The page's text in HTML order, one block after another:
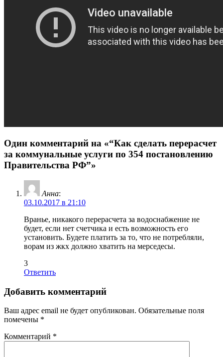
Один комментарий на «“Как сделать перерасчет
за коммунальные услуги по 354 постановлению
Правительства РФ”»
Анна:
03.10.2017 в 21:10
Вранье, никакого перерасчета за водоснабжение не
будет, если нет счетчика и есть возможность его
установить. Будете платить за то, что не потребляли,
ворам из жкх должно хватить на мерседесы.
3
Ответить
Добавить комментарий
Ваш адрес email не будет опубликован. Обязательные поля
помечены *
Комментарий *